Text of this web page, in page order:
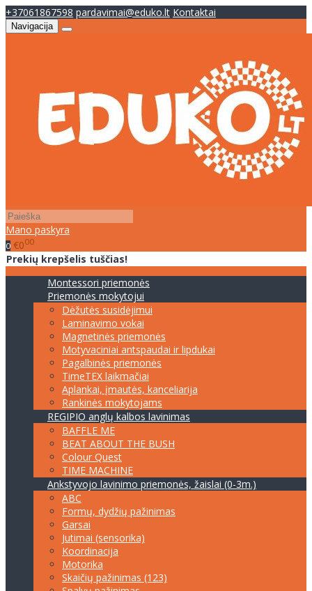
+37061867598 pardavimai@eduko.lt Kontaktai
Navigacija
Mano paskyra
0 €000
Prekių krepšelis tuščias!
Montessori priemonės
Priemonės mokytojui
Dėžutės susidėjimui
Laminavimo vokai
Magnetinės priemonės
Motyvaciniai antspaudai ir lipdukai
Pagalbinės priemonės
TimeTEX laikmačiai
Aplankai, įmautės, kanceliarija
Rankinės mokytojams
REGIPIO anglų kalbos lavinimas
BAFFLE ME
BEAT ABOUT THE BUSH
Colour Quest
TIME MACHINE
Ankstyvojo lavinimo priemonės, žaislai (0-3m.)
ABC
Formų, dydžių pažinimas
Garsai
Jutimai (sensorika)
Koordinacija
Motorika
Skaičių pažinimas (123)